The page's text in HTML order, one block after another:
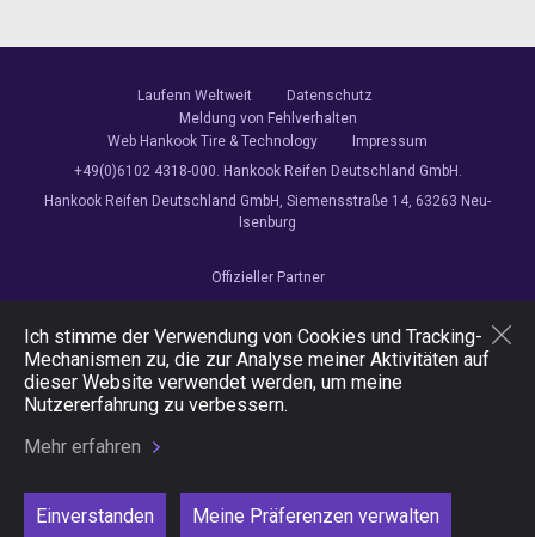
Ich stimme der Verwendung von Cookies und Tracking-
Mechanismen zu, die zur Analyse meiner Aktivitäten auf
dieser Website verwendet werden, um meine
Nutzererfahrung zu verbessern.
Mehr erfahren
Einverstanden Meine Präferenzen verwalten
Laufenn Weltweit
Datenschutz
Meldung von Fehlverhalten
Web Hankook Tire & Technology
Impressum
+49(0)6102 4318-000. Hankook Reifen Deutschland GmbH.
Hankook Reifen Deutschland GmbH, Siemensstraße 14, 63263 Neu-
Isenburg
Offizieller Partner
Folgen Sie uns
Copyright © 2026 Hankook Tire & Technology. Alle Rechte vorbehalten.